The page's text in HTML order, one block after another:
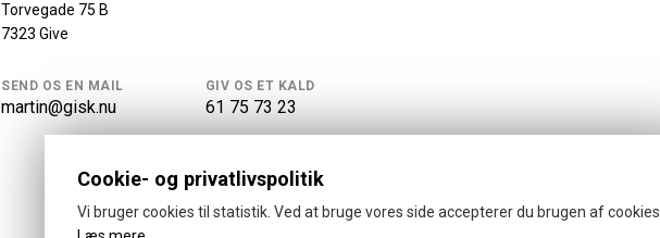
Torvegade 75 B
7323 Give
SEND OS EN MAIL
martin@gisk.nu
GIV OS ET KALD
61 75 73 23
Cookie- og privatlivspolitik
Vi bruger cookies til statistik. Ved at bruge vores side accepterer du brugen af cookies.